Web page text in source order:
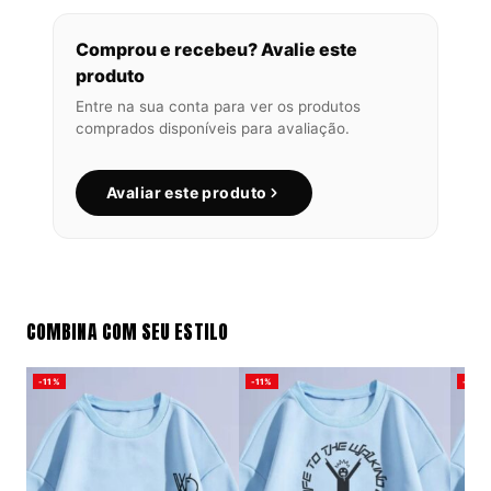
Comprou e recebeu? Avalie este
produto
Entre na sua conta para ver os produtos
comprados disponíveis para avaliação.
Avaliar este produto
COMBINA COM SEU ESTILO
-11% -11% -11%